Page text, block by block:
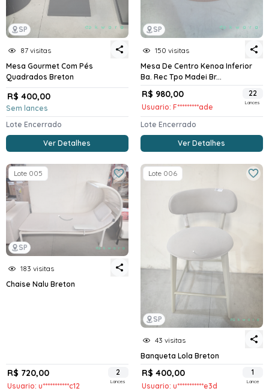
SP
87 visitas
Mesa Gourmet Com Pés
Quadrados Breton
R$ 400,00
Sem lances
Lote Encerrado
Ver Detalhes
SP
150 visitas
Mesa De Centro Kenoa Inferior
Ba. Rec Tpo Madei Br...
R$ 980,00
Usuario: F*********ade
22
Lances
Lote Encerrado
Ver Detalhes
SP
Lote 005
183 visitas
Chaise Nalu Breton
R$ 720,00
Usuario: u***********c12
2
Lances
SP
Lote 006
43 visitas
Banqueta Lola Breton
R$ 400,00
Usuario: u***********e3d
1
Lance